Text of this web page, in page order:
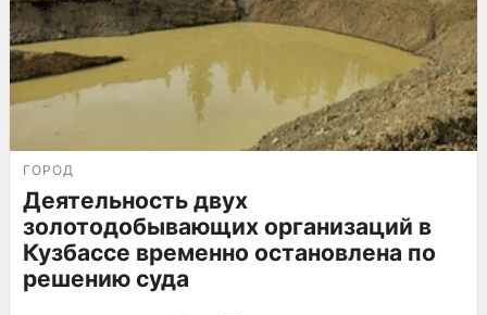
ГОРОД
Деятельность двух
золотодобывающих организаций в
Кузбассе временно остановлена по
решению суда